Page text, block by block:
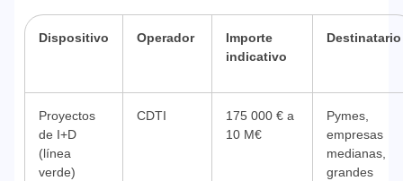
Dispositivo Operador
Importe
indicativo
Destinatario
Proyectos
de I+D
(línea
verde)
CDTI
175 000 € a
10 M€
Pymes,
empresas
medianas,
grandes